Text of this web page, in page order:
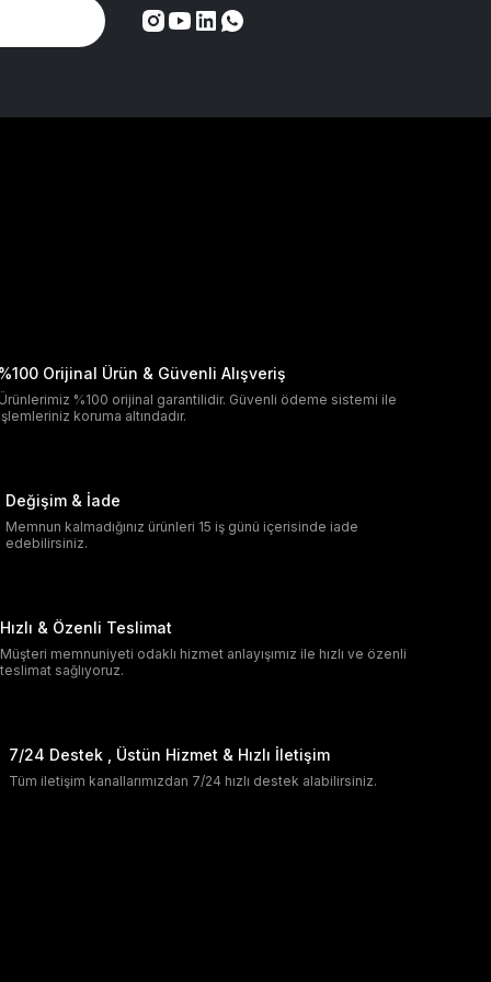
%100 Orijinal Ürün & Güvenli Alışveriş
Ürünlerimiz %100 orijinal garantilidir. Güvenli ödeme sistemi ile
işlemleriniz koruma altındadır.
Değişim & İade
Memnun kalmadığınız ürünleri 15 iş günü içerisinde iade
edebilirsiniz.
Hızlı & Özenli Teslimat
Müşteri memnuniyeti odaklı hizmet anlayışımız ile hızlı ve özenli
teslimat sağlıyoruz.
7/24 Destek , Üstün Hizmet & Hızlı İletişim
Tüm iletişim kanallarımızdan 7/24 hızlı destek alabilirsiniz.